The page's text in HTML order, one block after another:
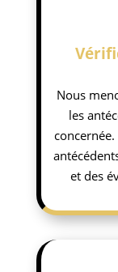
Nous
les
et des